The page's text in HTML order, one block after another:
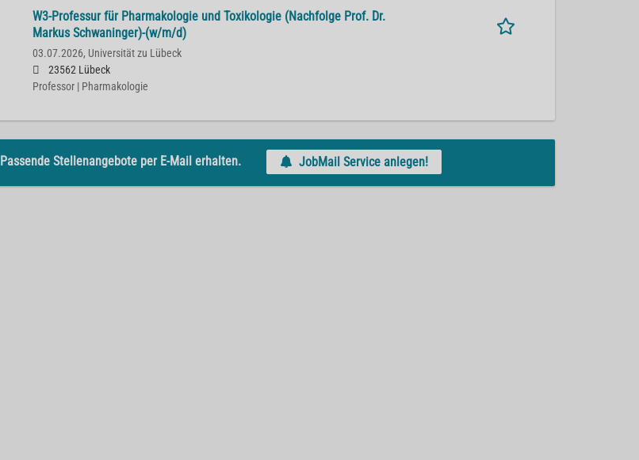
W3-Professur für Pharmakologie und Toxikologie (Nachfolge Prof. Dr.
Markus Schwaninger)-(w/m/d)
03.07.2026, Universität zu Lübeck
23562 Lübeck
Professor | Pharmakologie
Passende Stellenangebote per E-Mail erhalten. JobMail Service anlegen!